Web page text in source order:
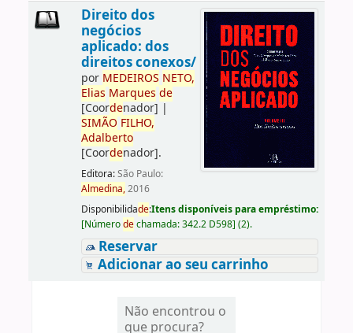
Direito dos
negócios
aplicado: dos
direitos conexos/
por MEDEIROS NETO,
Elias Marques de
[Coordenador] |
SIMÃO FILHO,
Adalberto
[Coordenador].
Editora:São Paulo:
Almedina,2016
Disponibilidade:Itens disponíveis para empréstimo:
[Númerodechamada:342.2 D598] (2).
Reservar
Adicionar ao seu carrinho
Não encontrou o
que procura?